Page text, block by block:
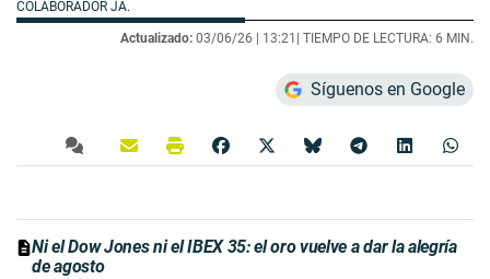
COLABORADOR JA.
Actualizado: 03/06/26 | 13:21 | TIEMPO DE LECTURA: 6 MIN.
Síguenos en Google
Ni el Dow Jones ni el IBEX 35: el oro vuelve a dar la alegría
de agosto